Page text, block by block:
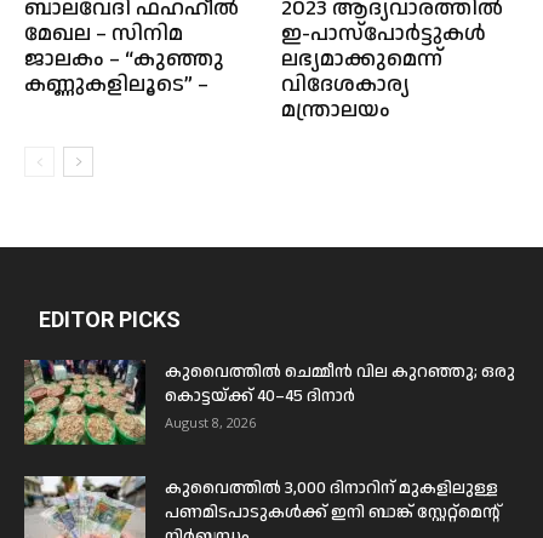
ബാലവേദി ഫഹഹീൽ
മേഖല – സിനിമ
ജാലകം – “കുഞ്ഞു
കണ്ണുകളിലൂടെ” –
2023 ആദ്യവാരത്തിൽ
ഇ-പാസ്‌പോർട്ടുകൾ
ലഭ്യമാക്കുമെന്ന്
വിദേശകാര്യ
മന്ത്രാലയം
EDITOR PICKS
കുവൈത്തിൽ ചെമ്മീൻ വില കുറഞ്ഞു; ഒരു
കൊട്ടയ്ക്ക് 40–45 ദിനാർ
August 8, 2026
കുവൈത്തിൽ 3,000 ദിനാറിന് മുകളിലുള്ള
പണമിടപാടുകൾക്ക് ഇനി ബാങ്ക് സ്റ്റേറ്റ്മെന്റ്